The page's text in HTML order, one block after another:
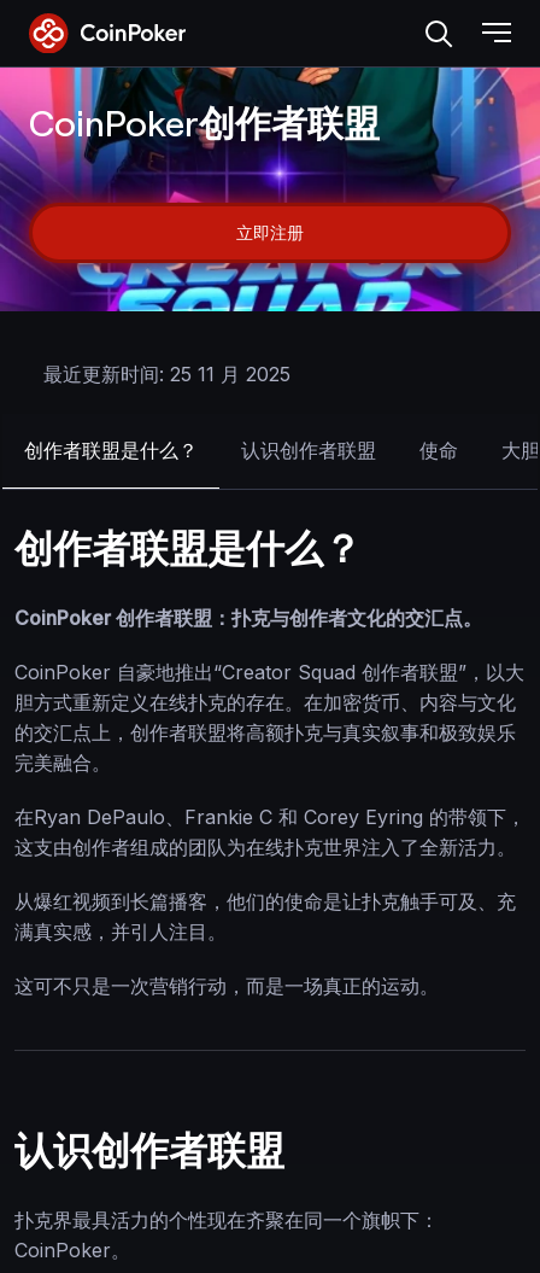
Skip
the
contentCoinPoker创作者联盟
立即注册
最近更新时间: 25 11 月 2025
创作者联盟是什么？ 认识创作者联盟 使命 大
创作者联盟是什么？
CoinPoker 创作者联盟：扑克与创作者文化的交汇点。
CoinPoker 自豪地推出“Creator Squad 创作者联盟”，以大
胆方式重新定义在线扑克的存在。在加密货币、内容与文化
的交汇点上，创作者联盟将高额扑克与真实叙事和极致娱乐
完美融合。
在Ryan DePaulo、Frankie C 和 Corey Eyring 的带领下，
这支由创作者组成的团队为在线扑克世界注入了全新活力。
从爆红视频到长篇播客，他们的使命是让扑克触手可及、充
满真实感，并引人注目。
这可不只是一次营销行动，而是一场真正的运动。
认识创作者联盟
扑克界最具活力的个性现在齐聚在同一个旗帜下：
CoinPoker。